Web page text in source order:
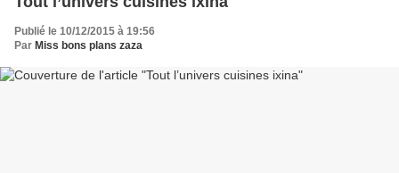
Publié le 10/12/2015 à 19:56
Par Miss bons plans zaza